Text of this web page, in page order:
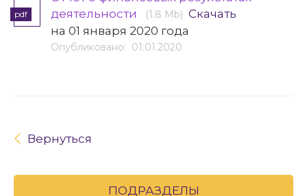
pdf
деятельности
(1.8 Mb) Скачать
на 01 января 2020 года
Опубликовано: 01.01.2020
Вернуться
ПОДРАЗДЕЛЫ